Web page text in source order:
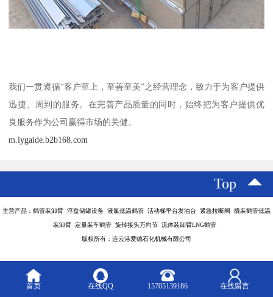
我们一贯遵循“客户至上，至善至美”之经营理念，致力于为客户提供
迅捷、周到的服务。在完善产品质量的同时，始终把为客户提供优
良服务作为公司赢得市场的关健。
m.lygaide.b2b168.com
Top
主营产品：鹤管装卸臂 浮盘储罐设备 液氯低温鹤管 活动梯平台发油台 紧急拉断阀 撬装鹤管低温
装卸臂 定量装车鹤管 旋转接头万向节 流体装卸臂LNG鹤管
版权所有：连云港爱德石化机械有限公司
首页 在线QQ 15705139186 在线留言